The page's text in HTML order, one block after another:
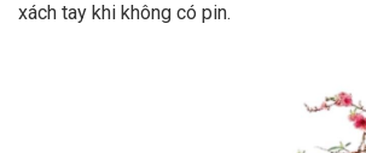
xách tay khi không có pin.